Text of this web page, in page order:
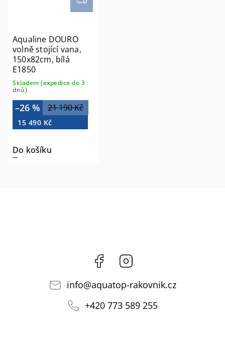
Aqualine DOURO
volně stojící vana,
150x82cm, bílá
E1850
Skladem (expedice do 3
dnů)
21 190 Kč
–26 %
15 490 Kč
Do košíku
Facebook
info@aquatop-rakovnik.cz
+420 773 589 255